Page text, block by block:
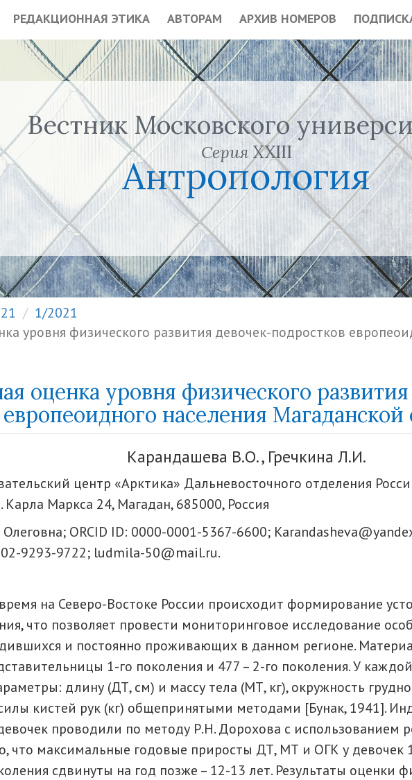
РЕДАКЦИОННАЯ ЭТИКА АВТОРАМ АРХИВ НОМЕРОВ
Вестник Московского
СерияXXIII
Антропология
1/2021
уровня физического развития девочек-подростков
оценка уровня физического
европеоидного населения Магаданской
Карандашева В.О., Гречкина Л.И.
центр «Арктика» Дальневосточного отделения
Маркса 24, Магадан, 685000, Россия
ORCID ID: 0000-0001-5367-6600;
9293-9722; ludmila-50@mail.ru.
на Северо-Востоке России происходит формирование
что позволяет провести мониторинговое исследование
и постоянно проживающих в данном регионе.
1-го поколения и 477 – 2-го поколения. У
длину (ДТ, см) и массу тела (МТ, кг), окружность
кистей рук (кг) общепринятыми методами [Бунак, 1941].
проводили по методу Р.Н. Дорохова с использованием
что максимальные годовые приросты ДТ, МТ и ОГК у
сдвинуты на год позже – 12-13 лет. Результаты оценки